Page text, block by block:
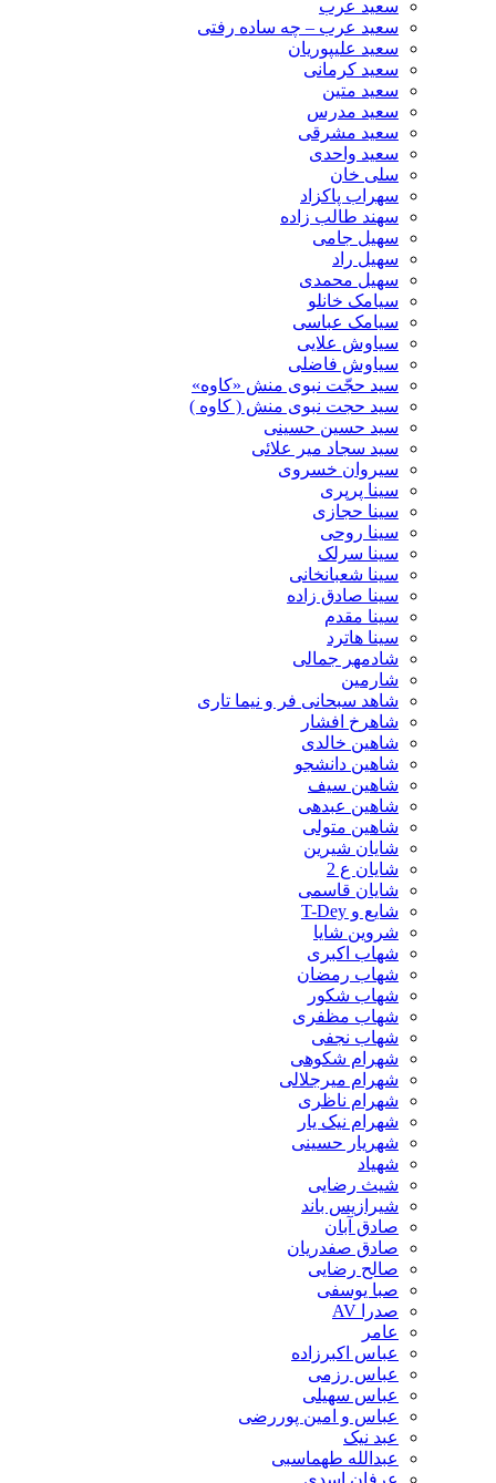
سعید عرب
سعید عرب – چه ساده رفتی
سعید علیپوریان
سعید کرمانی
سعید متین
سعید مدرس
سعید مشرقی
سعید واحدی
سلی خان
سهراب پاکزاد
سهند طالب زاده
سهیل جامی
سهیل راد
سهیل محمدی
سیامک خانلو
سیامک عباسی
سیاوش علایی
سیاوش فاضلی
سید حجّت نبوی منش «کاوه»
سید حجت نبوی منش ( کاوه )
سید حسین حسینى
سید سجاد میر علائی
سیروان خسروی
سینا پرپری
سینا حجازی
سینا روحی
سینا سرلک
سینا شعبانخانی
سینا صادق زاده
سینا مقدم
سینا هاترد
شادمهر جمالی
شارمین
شاهد سبحانی فر و نیما تاری
شاهرخ افشار
شاهین خالدی
شاهین دانشجو
شاهین سیف
شاهین عبدهی
شاهین متولی
شایان شیرین
شایان ع 2
شایان قاسمی
شایع و T-Dey
شروین شایا
شهاب اکبری
شهاب رمضان
شهاب شکور
شهاب مظفری
شهاب نجفی
شهرام شکوهی
شهرام میرجلالی
شهرام ناظری
شهرام نیک یار
شهریار حسینی
شیث رضایی
شیرازیس باند
صادق آبان
صادق صفدریان
صالح رضایی
صبا یوسفی
عباس اکبرزاده
عباس رزمی
عباس سهیلی
عباس و امین پوررضی
عبد نیک
عبدالله طهماسبی‎
عرفان اسدی